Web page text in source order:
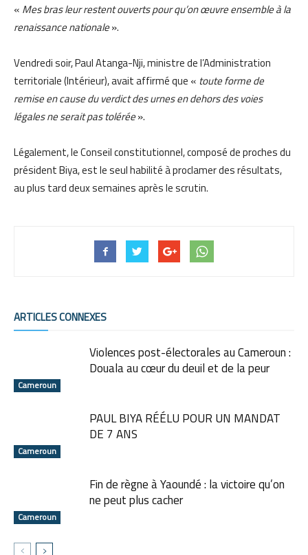
« Mes bras leur restent ouverts pour qu’on œuvre ensemble à la
renaissance nationale».
Vendredi soir, Paul Atanga-Nji, ministre de l’Administration
territoriale (Intérieur), avait affirmé que « toute forme de
remise en cause du verdict des urnes en dehors des voies
légales ne serait pas tolérée».
Légalement, le Conseil constitutionnel, composé de proches du
président Biya, est le seul habilité à proclamer des résultats,
au plus tard deux semaines après le scrutin.
ARTICLES CONNEXES
Cameroun
Violences post-électorales au Cameroun :
Douala au cœur du deuil et de la peur
Cameroun
PAUL BIYA RÉÉLU POUR UN MANDAT
DE 7 ANS
Cameroun
Fin de règne à Yaoundé : la victoire qu’on
ne peut plus cacher